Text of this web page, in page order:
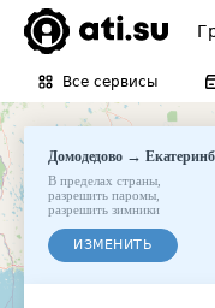
Все сервисы
Домодедово →
В пределах страны
разрешить паромы
разрешить зимники
ИЗМЕНИТЬ